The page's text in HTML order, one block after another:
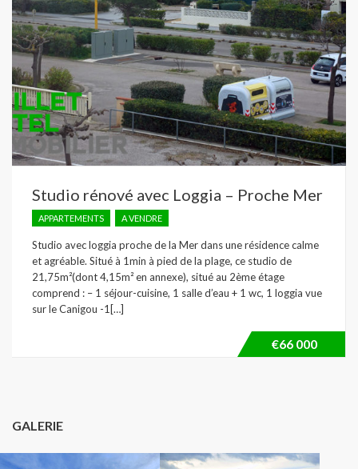
Studio rénové avec Loggia – Proche Mer
APPARTEMENTS A VENDRE
Studio avec loggia proche de la Mer dans une résidence calme
et agréable. Situé à 1min à pied de la plage, ce studio de
21,75m²(dont 4,15m² en annexe), situé au 2ème étage
comprend : – 1 séjour-cuisine, 1 salle d’eau + 1 wc, 1 loggia vue
sur le Canigou -1[…]
€66 000
GALERIE